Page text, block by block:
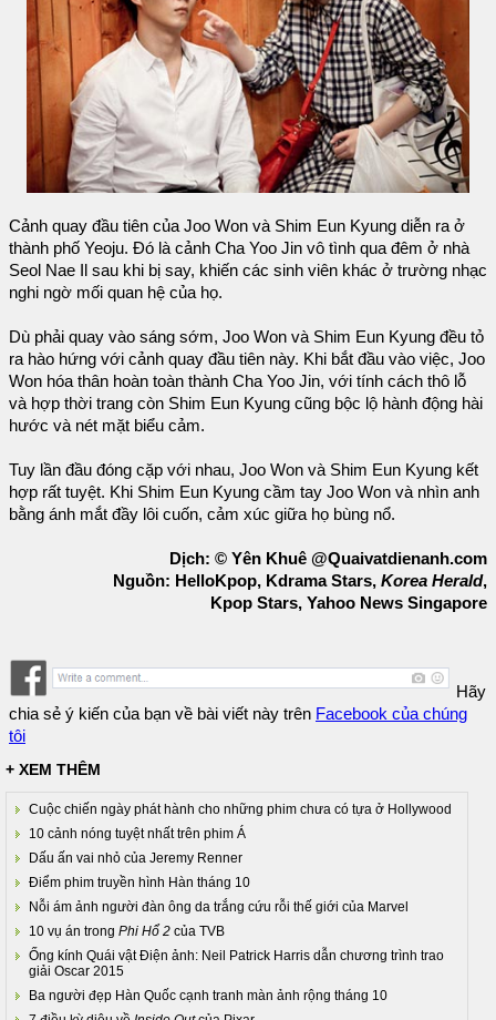
Cảnh quay đầu tiên của Joo Won và Shim Eun Kyung diễn ra ở
thành phố Yeoju. Đó là cảnh Cha Yoo Jin vô tình qua đêm ở nhà
Seol Nae Il sau khi bị say, khiến các sinh viên khác ở trường nhạc
nghi ngờ mối quan hệ của họ.
Dù phải quay vào sáng sớm, Joo Won và Shim Eun Kyung đều tỏ
ra hào hứng với cảnh quay đầu tiên này. Khi bắt đầu vào việc, Joo
Won hóa thân hoàn toàn thành Cha Yoo Jin, với tính cách thô lỗ
và hợp thời trang còn Shim Eun Kyung cũng bộc lộ hành động hài
hước và nét mặt biểu cảm.
Tuy lần đầu đóng cặp với nhau, Joo Won và Shim Eun Kyung kết
hợp rất tuyệt. Khi Shim Eun Kyung cầm tay Joo Won và nhìn anh
bằng ánh mắt đầy lôi cuốn, cảm xúc giữa họ bùng nổ.
Dịch: © Yên Khuê @Quaivatdienanh.com
Nguồn: HelloKpop, Kdrama Stars, Korea Herald,
Kpop Stars, Yahoo News Singapore
Hãy
chia sẻ ý kiến của bạn về bài viết này trên Facebook của chúng
tôi
+ XEM THÊM
Cuộc chiến ngày phát hành cho những phim chưa có tựa ở Hollywood
10 cảnh nóng tuyệt nhất trên phim Á
Dấu ấn vai nhỏ của Jeremy Renner
Điểm phim truyền hình Hàn tháng 10
Nỗi ám ảnh người đàn ông da trắng cứu rỗi thế giới của Marvel
10 vụ án trong Phi Hổ 2 của TVB
Ống kính Quái vật Điện ảnh: Neil Patrick Harris dẫn chương trình trao
giải Oscar 2015
Ba người đẹp Hàn Quốc cạnh tranh màn ảnh rộng tháng 10